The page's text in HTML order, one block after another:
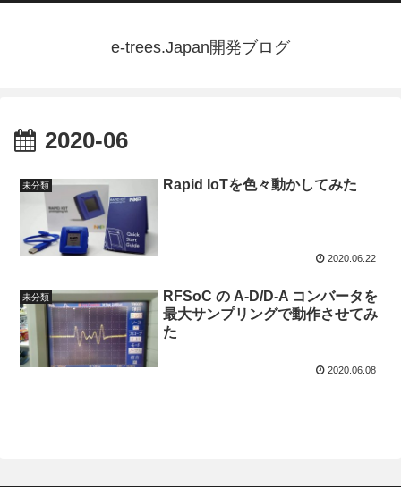
e-trees.Japan開発ブログ
2020-06
未分類 Rapid IoTを色々動かしてみた
2020.06.22
未分類
RFSoC の A-D/D-A コンバータを
最大サンプリングで動作させてみ
た
2020.06.08